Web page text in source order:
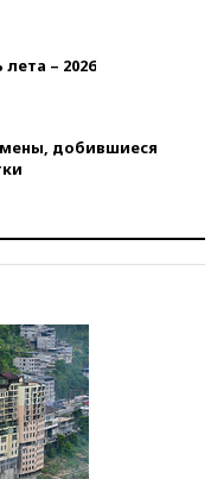
– 2026
добившиеся